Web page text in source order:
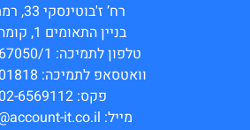
רח’ ז'בוטינסקי 33, רמת-גן
בניין התאומים 1, קומה 11
טלפון לתמיכה: 02-6567050/1
וואטסאפ לתמיכה: 0528401818
פקס: 02-6569112
מייל: info@account-it.co.il